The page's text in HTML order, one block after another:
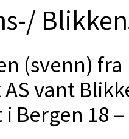
(svenn)
vant
Bergen 18